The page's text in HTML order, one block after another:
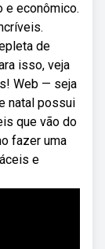
e econômico.
de
isso, veja
Web — seja
natal possui
que vão do
fazer uma
e